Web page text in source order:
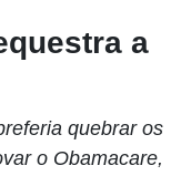
a
quebrar os
o Obamacare,